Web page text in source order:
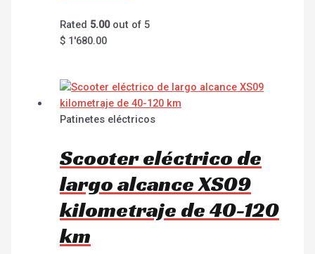
Rated 5.00out of 5
$ 1'680.00
Patinetes eléctricos
Scooter eléctrico de
largo alcance XS09
kilometraje de 40-120
km